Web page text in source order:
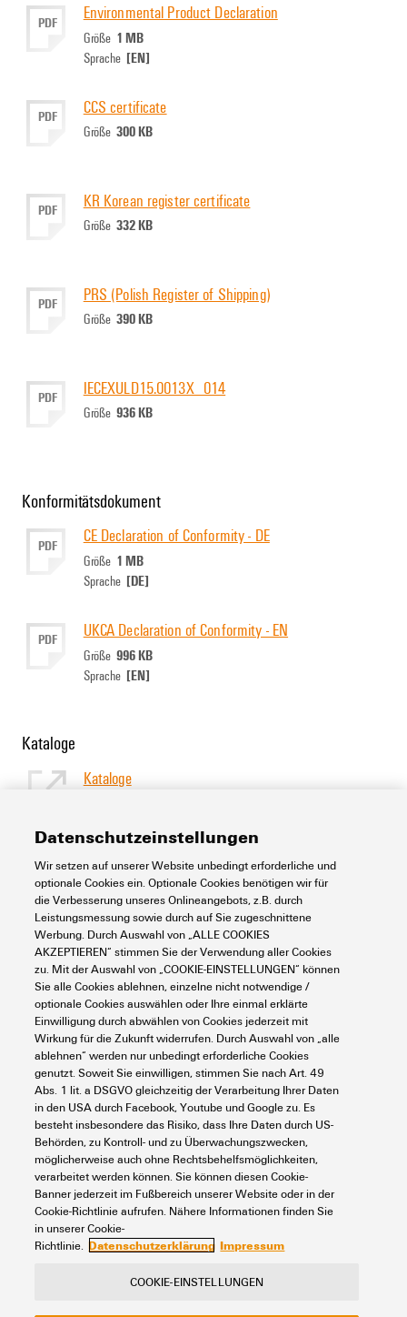
PDF Environmental Product Declaration
Größe 1 MB
Sprache [EN]
PDF CCS certificate
Größe 300 KB
PDF KR Korean register certificate
Größe 332 KB
PDF PRS (Polish Register of Shipping)
Größe 390 KB
PDF IECEXULD15.0013X_014
Größe 936 KB
Konformitätsdokument
PDF CE Declaration of Conformity - DE
Größe 1 MB
Sprache [DE]
PDF UKCA Declaration of Conformity - EN
Größe 996 KB
Sprache [EN]
Kataloge
Kataloge
Support Center
Support Center
Suchen Sie regelmäßig nach Downloads?
Besuchen Sie unser Support Center!
Leistungsstarke Suche - Dank einer optimierten Suchfunktion
finden Sie Ihre Antwort noch schneller in unserem Support
Center
Mehrere Dateien auf einmal herunterladen. Verwenden Sie die
Schnellspur, um z. B. mehrere Step-Dateien auf einmal
herunterzuladen
Markieren Sie bevorzugte Produkte und Dokumente, sehen Sie
sich Anwendungshinweise, Video-Tutorials und FAQs an,
erstellen Sie Serviceanfragen, ...
Über unseren eShop
Datenschutzeinstellungen
Wir setzen auf unserer Website unbedingt erforderliche und
optionale Cookies ein. Optionale Cookies benötigen wir für
die Verbesserung unseres Onlineangebots, z.B. durch
Leistungsmessung sowie durch auf Sie zugeschnittene
Werbung. Durch Auswahl von „ALLE COOKIES
AKZEPTIEREN“ stimmen Sie der Verwendung aller Cookies
zu. Mit der Auswahl von „COOKIE-EINSTELLUNGEN“ können
Sie alle Cookies ablehnen, einzelne nicht notwendige /
optionale Cookies auswählen oder Ihre einmal erklärte
Einwilligung durch abwählen von Cookies jederzeit mit
Wirkung für die Zukunft widerrufen. Durch Auswahl von „alle
ablehnen“ werden nur unbedingt erforderliche Cookies
genutzt. Soweit Sie einwilligen, stimmen Sie nach Art. 49
Abs. 1 lit. a DSGVO gleichzeitig der Verarbeitung Ihrer Daten
in den USA durch Facebook, Youtube und Google zu. Es
besteht insbesondere das Risiko, dass Ihre Daten durch US-
Behörden, zu Kontroll- und zu Überwachungszwecken,
möglicherweise auch ohne Rechtsbehelfsmöglichkeiten,
verarbeitet werden können. Sie können diesen Cookie-
Banner jederzeit im Fußbereich unserer Website oder in der
Cookie-Richtlinie aufrufen. Nähere Informationen finden Sie
in unserer Cookie-
Richtlinie. Datenschutzerklärung Impressum
COOKIE-EINSTELLUNGEN